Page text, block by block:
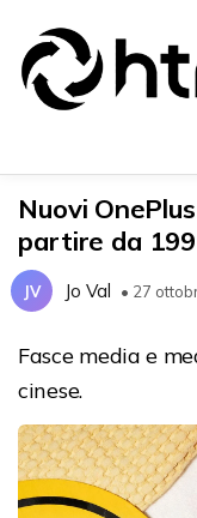
Nuovi
partire da
JV Jo Val • 27
Fasce media e
cinese.